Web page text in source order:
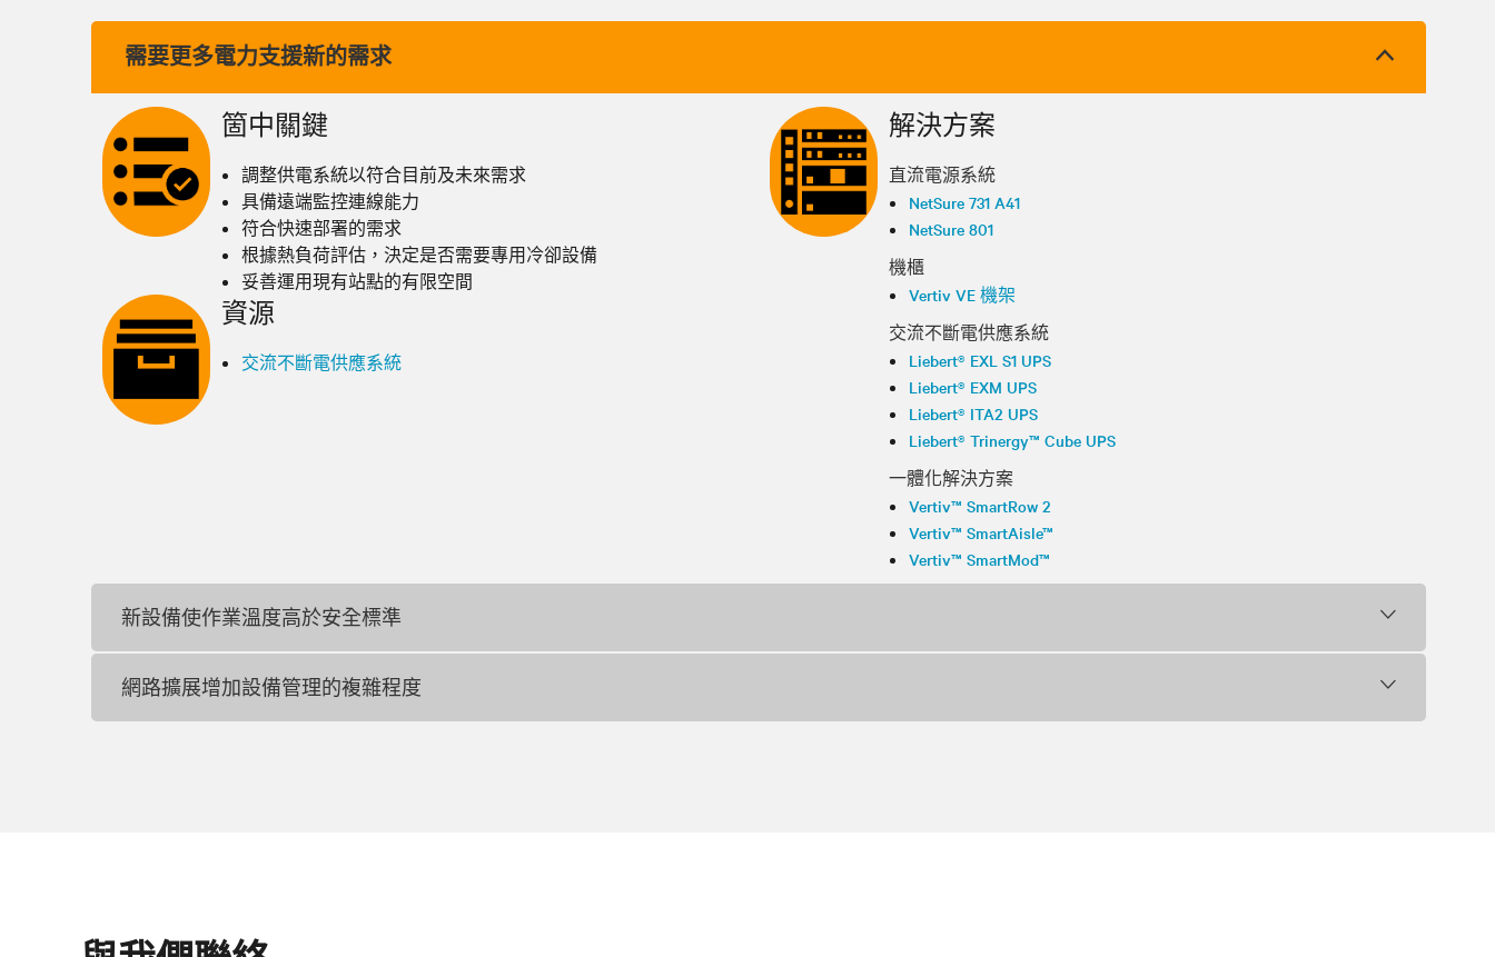
需要更多電力支援新的需求
箇中關鍵
調整供電系統以符合目前及未來需求
具備遠端監控連線能力
符合快速部署的需求
根據熱負荷評估，決定是否需要專用冷卻設備
妥善運用現有站點的有限空間
資源
交流不斷電供應系統
解決方案
直流電源系統
NetSure 731 A41
NetSure 801
機櫃
Vertiv VE 機架
交流不斷電供應系統
Liebert® EXL S1 UPS
Liebert® EXM UPS
Liebert® ITA2 UPS
Liebert® Trinergy™ Cube UPS
一體化解決方案
Vertiv™ SmartRow 2
Vertiv™ SmartAisle™
Vertiv™ SmartMod™
新設備使作業溫度高於安全標準
網路擴展增加設備管理的複雜程度